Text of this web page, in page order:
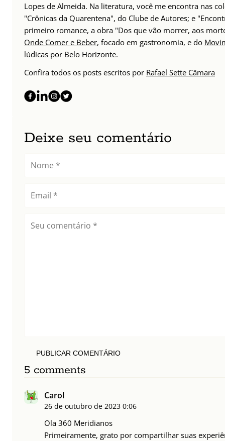
Lopes de Almeida. Na literatura, você me encontra nas
"Crônicas da Quarentena", do Clube de Autores; e
primeiro romance, a obra "Dos que vão morrer, aos
Onde Comer e Beber, focado em gastronomia, e do
lúdicas por Belo Horizonte.
Confira todos os posts escritos por Rafael Sette Câmara
Deixe seu comentário
PUBLICAR COMENTÁRIO
5 comments
Carol
26 de outubro de 2023 0:06
Ola 360 Meridianos
Primeiramente, grato por compartilhar suas